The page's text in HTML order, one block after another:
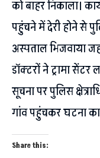
को बाहर निकाला।
पहुंचने में देरी होने से
अस्पताल भिजवाया
डॉक्टरों ने ट्रामा
सूचना पर पुलिस
गांव पहुंचकर घटना
Share this: